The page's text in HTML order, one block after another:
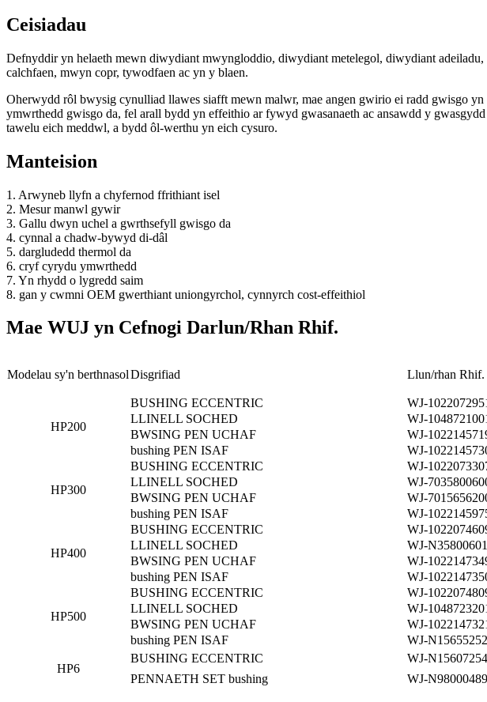
Ceisiadau
Defnyddir yn helaeth mewn diwydiant mwyngloddio, diwydiant metelegol, diwydiant
calchfaen, mwyn copr, tywodfaen ac yn y blaen.
Oherwydd rôl bwysig cynulliad llawes siafft mewn malwr, mae angen gwirio ei radd gwisgo
ymwrthedd gwisgo da, fel arall bydd yn effeithio ar fywyd gwasanaeth ac ansawdd y
tawelu eich meddwl, a bydd ôl-werthu yn eich cysuro.
Manteision
1. Arwyneb llyfn a chyfernod ffrithiant isel
2. Mesur manwl gywir
3. Gallu dwyn uchel a gwrthsefyll gwisgo da
4. cynnal a chadw-bywyd di-dâl
5. dargludedd thermol da
6. cryf cyrydu ymwrthedd
7. Yn rhydd o lygredd saim
8. gan y cwmni OEM gwerthiant uniongyrchol, cynnyrch cost-effeithiol
Mae WUJ yn Cefnogi Darlun/Rhan Rhif.
Modelau sy'n berthnasolDisgrifiad Llun/rhan Rhif.
HP200
BUSHING ECCENTRIC WJ-
LLINELL SOCHED
WJ-
BWSING PEN UCHAF
WJ-
bushing PEN ISAF
WJ-
HP300
BUSHING ECCENTRIC WJ-
LLINELL SOCHED
WJ-
BWSING PEN UCHAF
WJ-
bushing PEN ISAF
WJ-
HP400
BUSHING ECCENTRIC
WJ-
LLINELL SOCHED
WJ-N35800601
BWSING PEN UCHAF
WJ-
bushing PEN ISAF
WJ-
HP500
BUSHING ECCENTRIC WJ-
LLINELL SOCHED
WJ-
BWSING PEN UCHAF
WJ-
bushing PEN ISAF
WJ-N15655252
HP6
BUSHING ECCENTRIC WJ-N15607254
PENNAETH SET bushing
WJ-N98000489